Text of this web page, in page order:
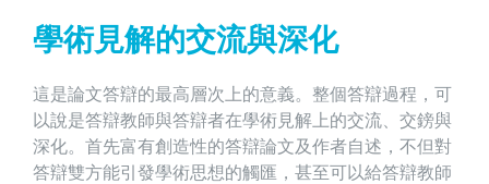
學術見解的交流與深化
這是論文答辯的最高層次上的意義。整個答辯過程，可
以說是答辯教師與答辯者在學術見解上的交流 、交鎊與
深化。首先富有創造性的答辯論文及作者自述，不但對
答辯雙方能引發學術思想的觸匯，甚至可以給答辯教師